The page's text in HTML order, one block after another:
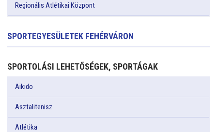
Regionális Atlétikai Központ
SPORTEGYESÜLETEK FEHÉRVÁRON
SPORTOLÁSI LEHETŐSÉGEK, SPORTÁGAK
Aikido
Asztalitenisz
Atlétika